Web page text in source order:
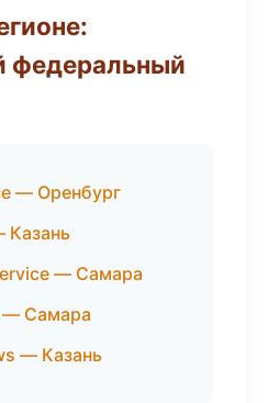
федеральный
— Оренбург
Казань
— Самара
— Самара
— Казань